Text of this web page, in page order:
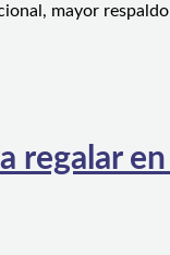
mayor
regalar